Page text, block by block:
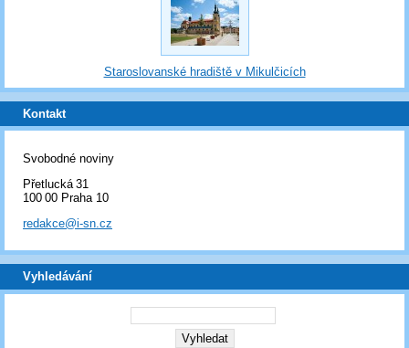
Staroslovanské hradiště v Mikulčicích
Kontakt
Svobodné noviny
Přetlucká 31
100 00 Praha 10
redakce@i-sn.cz
Vyhledávání